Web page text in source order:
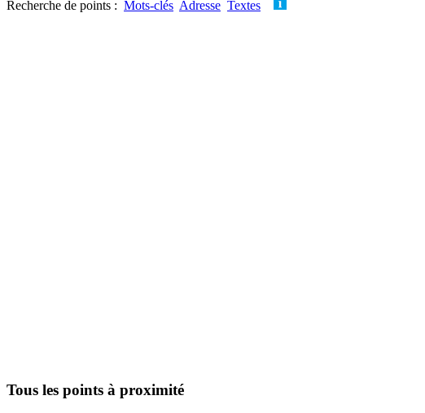
Recherche de points : Mots-clés Adresse Textes
Tous les points à proximité